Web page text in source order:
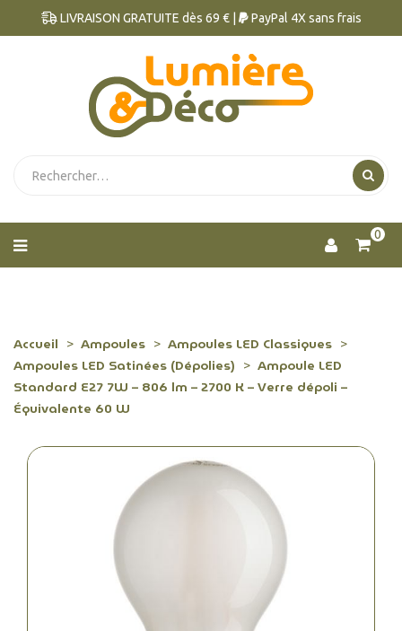
LIVRAISON GRATUITE dès 69 € | PayPal 4X sans frais
0
Accueil Ampoules
Ampoules LED Classiques
Ampoules LED Satinées (Dépolies)
Ampoule LED
Standard E27 7W – 806 lm – 2700 K – Verre dépoli –
Équivalente 60 W